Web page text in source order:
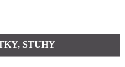
STUHY